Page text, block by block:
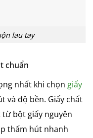
lau tay
chuẩn
nhất khi chọn giấy
và độ bền. Giấy chất
bột giấy nguyên
thấm hút nhanh